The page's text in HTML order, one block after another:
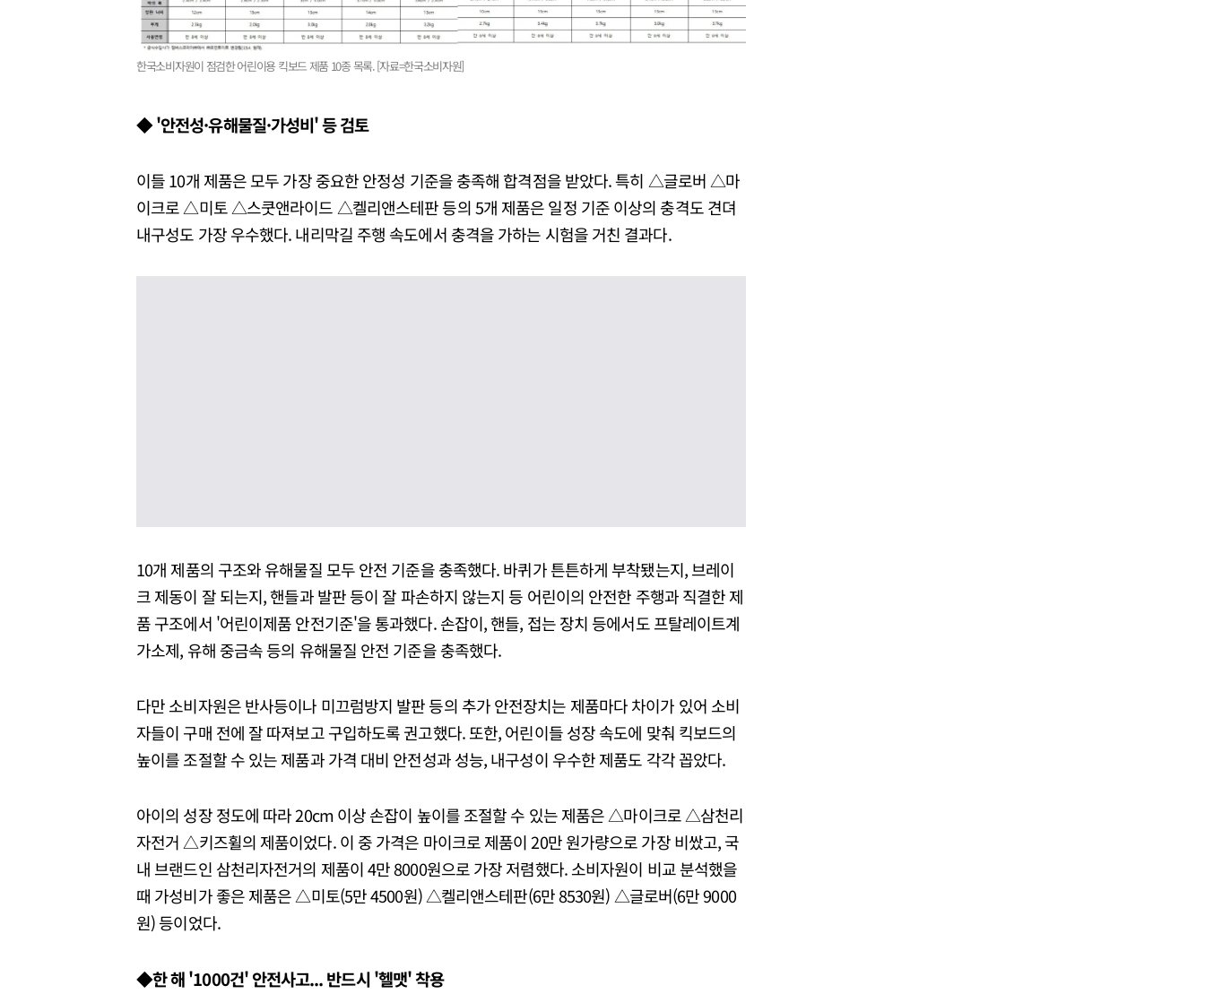
한국소비자원이 점검한 어린이용 킥보드 제품 10종 목록. [자료=한국소비자원]
◆ '안전성·유해물질·가성비' 등 검토
이들 10개 제품은 모두 가장 중요한 안정성 기준을 충족해 합격점을 받았다. 특히 △글로버 △마
이크로 △미토 △스쿳앤라이드 △켈리앤스테판 등의 5개 제품은 일정 기준 이상의 충격도 견뎌
내구성도 가장 우수했다. 내리막길 주행 속도에서 충격을 가하는 시험을 거친 결과다.
10개 제품의 구조와 유해물질 모두 안전 기준을 충족했다. 바퀴가 튼튼하게 부착됐는지, 브레이
크 제동이 잘 되는지, 핸들과 발판 등이 잘 파손하지 않는지 등 어린이의 안전한 주행과 직결한 제
품 구조에서 '어린이제품 안전기준'을 통과했다. 손잡이, 핸들, 접는 장치 등에서도 프탈레이트계
가소제, 유해 중금속 등의 유해물질 안전 기준을 충족했다.
다만 소비자원은 반사등이나 미끄럼방지 발판 등의 추가 안전장치는 제품마다 차이가 있어 소비
자들이 구매 전에 잘 따져보고 구입하도록 권고했다. 또한, 어린이들 성장 속도에 맞춰 킥보드의
높이를 조절할 수 있는 제품과 가격 대비 안전성과 성능, 내구성이 우수한 제품도 각각 꼽았다.
아이의 성장 정도에 따라 20cm 이상 손잡이 높이를 조절할 수 있는 제품은 △마이크로 △삼천리
자전거 △키즈휠의 제품이었다. 이 중 가격은 마이크로 제품이 20만 원가량으로 가장 비쌌고, 국
내 브랜드인 삼천리자전거의 제품이 4만 8000원으로 가장 저렴했다. 소비자원이 비교 분석했을
때 가성비가 좋은 제품은 △미토(5만 4500원) △켈리앤스테판(6만 8530원) △글로버(6만 9000
원) 등이었다.
◆한 해 '1000건' 안전사고... 반드시 '헬맷' 착용